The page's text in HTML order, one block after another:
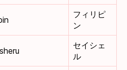
フィリピ
ン
セイシェ
ル